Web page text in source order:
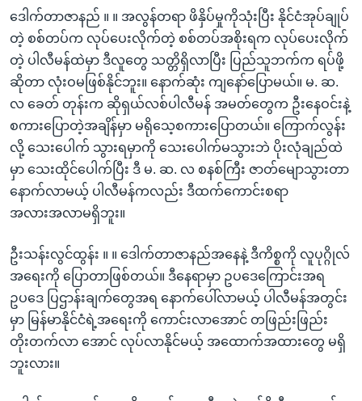
ဒေါက်တာဇာနည် ။ ။ အလွန်တရာ ဖိနှိပ်မှုကိုသုံးပြီး နိုင်ငံအုပ်ချုပ်
တဲ့ စစ်တပ်က လုပ်ပေးလိုက်တဲ့ စစ်တပ်အစိုးရက လုပ်ပေးလိုက်
တဲ့ ပါလီမန်ထဲမှာ ဒီလူတွေ သတ္တိရှိလာပြီး ပြည်သူဘက်က ရပ်ဖို့
ဆိုတာ လုံးဝမဖြစ်နိုင်ဘူး။ နောက်ဆုံး ကျနော်ပြောမယ်။ မ. ဆ.
လ ခေတ် တုန်းက ဆိုရှယ်လစ်ပါလီမန် အမတ်တွေက ဦးနေဝင်းနဲ့
စကားပြောတဲ့အချိန်မှာ မရိုသေ့စကားပြောတယ်။ ကြောက်လွန်း
လို့ သေးပေါက် သွားရမှာကို သေးပေါက်မသွားဘဲ ပိုးလုံချည်ထဲ
မှာ သေးထိုင်ပေါက်ပြီး ဒီ မ. ဆ. လ စနစ်ကြီး ဇာတ်မျောသွားတာ
နောက်လာမယ့် ပါလီမန်ကလည်း ဒီထက်ကောင်းစရာ
အလားအလာမရှိဘူး။
ဦးသန်းလွင်ထွန်း ။ ။ ဒေါက်တာဇာနည်အနေနဲ့ ဒီကိစ္စကို လူပုဂ္ဂိုလ်
အရေးကို ပြောတာဖြစ်တယ်။ ဒီနေရာမှာ ဥပဒေကြောင်းအရ
ဥပဒေ ပြဌာန်းချက်တွေအရ နောက်ပေါ်လာမယ့် ပါလီမန်အတွင်း
မှာ မြန်မာနိုင်ငံရဲ့အရေးကို ကောင်းလာအောင် တဖြည်းဖြည်း
တိုးတက်လာ အောင် လုပ်လာနိုင်မယ့် အထောက်အထားတွေ မရှိ
ဘူးလား။